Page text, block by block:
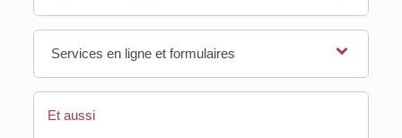
Services en ligne et formulaires
Et aussi